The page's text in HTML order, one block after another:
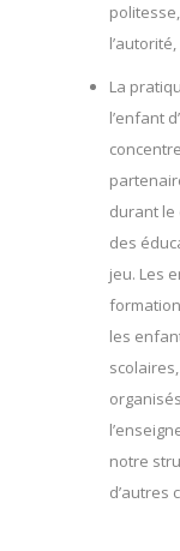
La
l’enfant
durant le
des
jeu. Les
les
notre
d’autres